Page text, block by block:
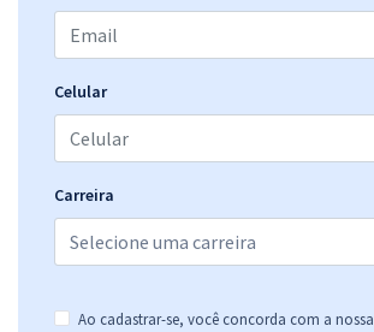
Celular
Carreira
Ao cadastrar-se, você concorda com a nossa